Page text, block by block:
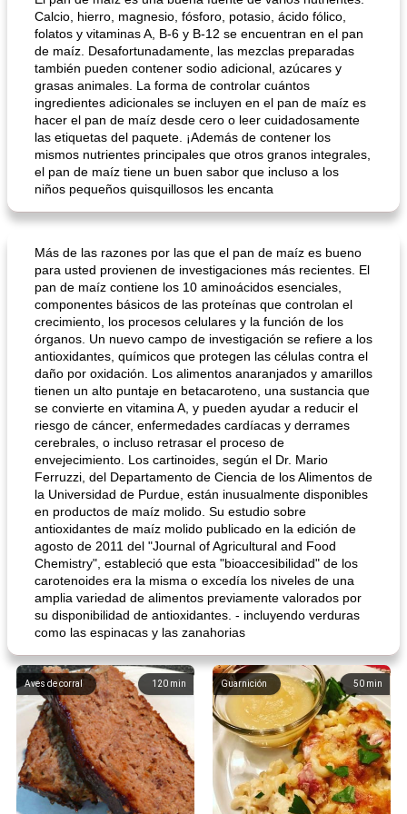
Calcio, hierro, magnesio, fósforo, potasio, ácido fólico,
folatos y vitaminas A, B-6 y B-12 se encuentran en el pan
de maíz. Desafortunadamente, las mezclas preparadas
también pueden contener sodio adicional, azúcares y
grasas animales. La forma de controlar cuántos
ingredientes adicionales se incluyen en el pan de maíz es
hacer el pan de maíz desde cero o leer cuidadosamente
las etiquetas del paquete. ¡Además de contener los
mismos nutrientes principales que otros granos integrales,
el pan de maíz tiene un buen sabor que incluso a los
niños pequeños quisquillosos les encanta
Más de las razones por las que el pan de maíz es bueno
para usted provienen de investigaciones más recientes. El
pan de maíz contiene los 10 aminoácidos esenciales,
componentes básicos de las proteínas que controlan el
crecimiento, los procesos celulares y la función de los
órganos. Un nuevo campo de investigación se refiere a los
antioxidantes, químicos que protegen las células contra el
daño por oxidación. Los alimentos anaranjados y amarillos
tienen un alto puntaje en betacaroteno, una sustancia que
se convierte en vitamina A, y pueden ayudar a reducir el
riesgo de cáncer, enfermedades cardíacas y derrames
cerebrales, o incluso retrasar el proceso de
envejecimiento. Los cartinoides, según el Dr. Mario
Ferruzzi, del Departamento de Ciencia de los Alimentos de
la Universidad de Purdue, están inusualmente disponibles
en productos de maíz molido. Su estudio sobre
antioxidantes de maíz molido publicado en la edición de
agosto de 2011 del "Journal of Agricultural and Food
Chemistry", estableció que esta "bioaccesibilidad" de los
carotenoides era la misma o excedía los niveles de una
amplia variedad de alimentos previamente valorados por
su disponibilidad de antioxidantes. - incluyendo verduras
como las espinacas y las zanahorias
120 min
Aves de corral 50 min
Guarnición